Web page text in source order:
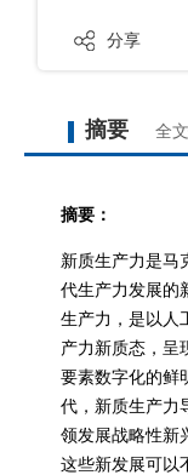
分享
摘要 全文
摘要：
新质生产力是马
代生产力发展的
生产力，是以人
产力新质态，呈
要素数字化的鲜
代，新质生产力
领发展战略性新
这些新发展可以